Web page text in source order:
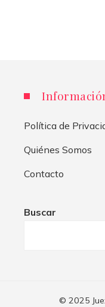
Política de
Quiénes Somos
Contacto
Buscar
© 2025